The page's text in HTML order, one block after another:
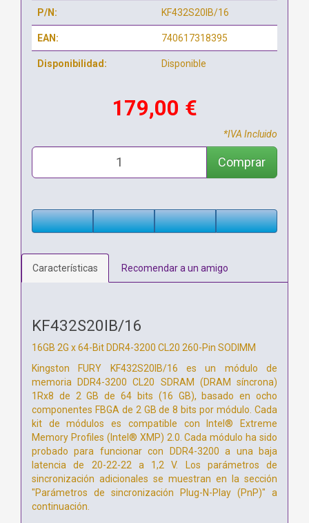
P/N: KF432S20IB/16
EAN: 740617318395
Disponibilidad: Disponible
179,00 €
*IVA Incluido
Comprar
Características Recomendar a un amigo
KF432S20IB/16
16GB 2G x 64-Bit DDR4-3200 CL20 260-Pin SODIMM
Kingston FURY KF432S20IB/16 es un módulo de
memoria DDR4-3200 CL20 SDRAM (DRAM síncrona)
1Rx8 de 2 GB de 64 bits (16 GB), basado en ocho
componentes FBGA de 2 GB de 8 bits por módulo. Cada
kit de módulos es compatible con Intel® Extreme
Memory Profiles (Intel® XMP) 2.0. Cada módulo ha sido
probado para funcionar con DDR4-3200 a una baja
latencia de 20-22-22 a 1,2 V. Los parámetros de
sincronización adicionales se muestran en la sección
"Parámetros de sincronización Plug-N-Play (PnP)" a
continuación.